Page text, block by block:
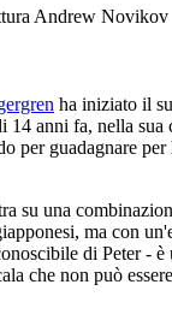
Andrew Novikov
ha iniziato il
14 anni fa, nella sua
per guadagnare
su una
ma con
di Peter - è
che non può